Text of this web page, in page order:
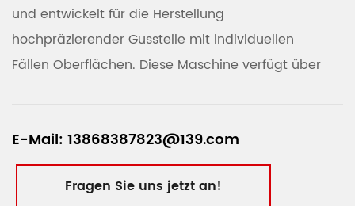
und entwickelt für die Herstellung
hochpräzierender Gussteile mit individuellen
Fällen Oberflächen. Diese Maschine verfügt über
konsistente Ergebnisse sicherstellt.
Schlüsselmerkmale der horizontalen
Abschiedsgravitationsgussmaschine
E-Mail: 13868387823@139.com
Fragen Sie uns jetzt an!